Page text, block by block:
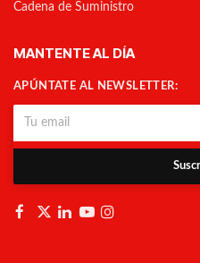
Cadena de Suministro
MANTENTE AL DÍA
APÚNTATE AL NEWSLETTER: